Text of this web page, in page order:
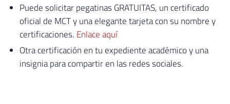
Puede solicitar pegatinas GRATUITAS, un certificado
oficial de MCT y una elegante tarjeta con su nombre y
certificaciones. Enlace aquí
Otra certificación en tu expediente académico y una
insignia para compartir en las redes sociales.